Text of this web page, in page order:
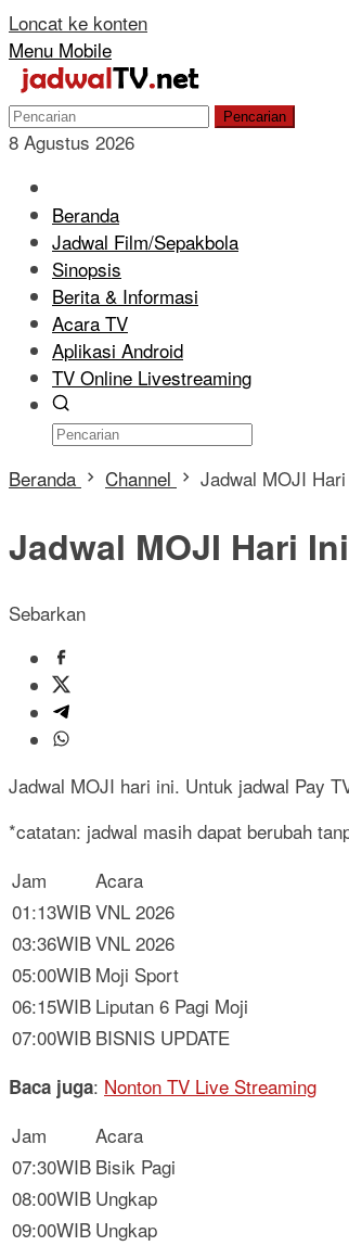
Loncat ke konten
Menu Mobile
Pencarian
8 Agustus 2026
Beranda
Jadwal Film/Sepakbola
Sinopsis
Berita & Informasi
Acara TV
Aplikasi Android
TV Online Livestreaming
Beranda Channel Jadwal MOJI
Jadwal MOJI Hari Ini
Sebarkan
Jadwal MOJI hari ini. Untuk jadwal Pay
*catatan: jadwal masih dapat berubah
Jam
Acara
01:13WIBVNL 2026
03:36WIBVNL 2026
05:00WIB Moji Sport
06:15WIB Liputan 6 Pagi Moji
07:00WIB BISNIS UPDATE
Baca juga: Nonton TV Live Streaming
Jam
Acara
07:30WIB Bisik Pagi
08:00WIB Ungkap
09:00WIB Ungkap